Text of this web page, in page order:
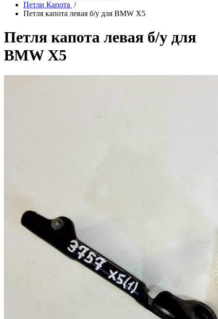
Петли Капота /
Петля капота левая б/у для BMW X5
Петля капота левая б/у для
BMW X5